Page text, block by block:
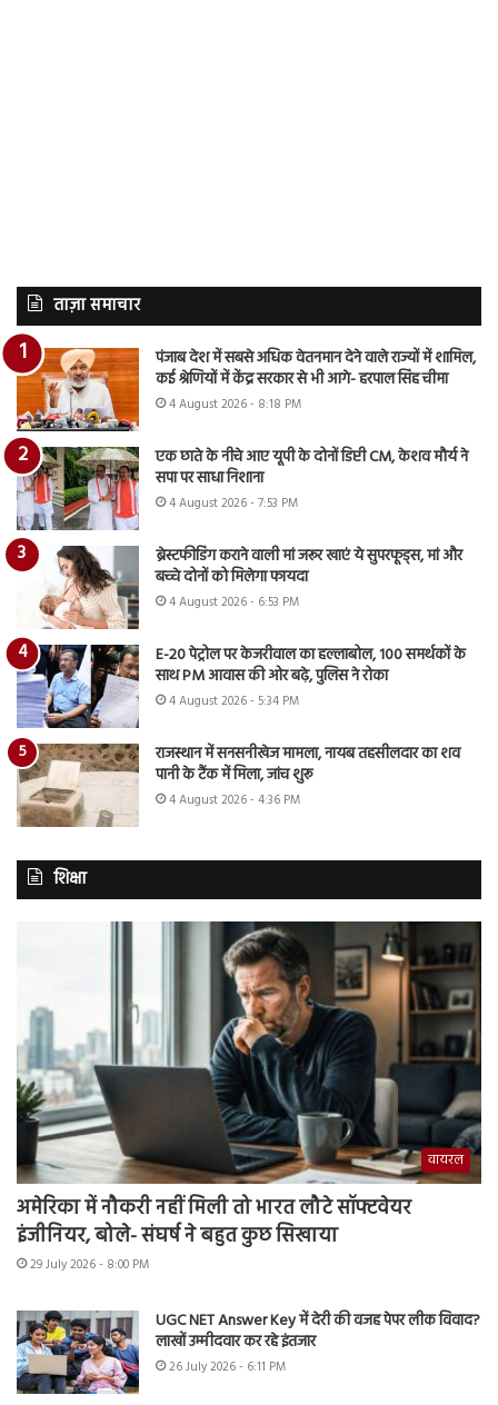
ताज़ा समाचार
पंजाब देश में सबसे अधिक वेतनमान देने वाले राज्यों में शामिल,
कई श्रेणियों में केंद्र सरकार से भी आगे- हरपाल सिंह चीमा
4 August 2026 - 8:18 PM
एक छाते के नीचे आए यूपी के दोनों डिप्टी CM, केशव मौर्य ने
सपा पर साधा निशाना
4 August 2026 - 7:53 PM
ब्रेस्टफीडिंग कराने वाली मां जरूर खाएं ये सुपरफूड्स, मां और
बच्चे दोनों को मिलेगा फायदा
4 August 2026 - 6:53 PM
E-20 पेट्रोल पर केजरीवाल का हल्लाबोल, 100 समर्थकों के
साथ PM आवास की ओर बढ़े, पुलिस ने रोका
4 August 2026 - 5:34 PM
राजस्थान में सनसनीखेज मामला, नायब तहसीलदार का शव
पानी के टैंक में मिला, जांच शुरू
4 August 2026 - 4:36 PM
शिक्षा
वायरल
अमेरिका में नौकरी नहीं मिली तो भारत लौटे सॉफ्टवेयर
इंजीनियर, बोले- संघर्ष ने बहुत कुछ सिखाया
29 July 2026 - 8:00 PM
UGC NET Answer Key में देरी की वजह पेपर लीक विवाद?
लाखों उम्मीदवार कर रहे इंतजार
26 July 2026 - 6:11 PM